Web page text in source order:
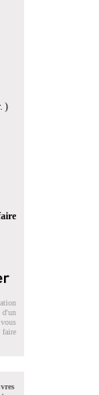
)
d'un
faire